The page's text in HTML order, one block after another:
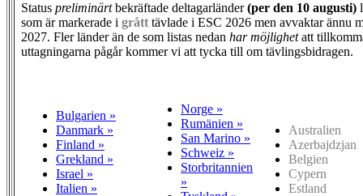
Status preliminärtbekräftade deltagarländer(per den 10 augusti)
som är markerade i grått tävlade i ESC 2026 men avvaktar ännu
2027. Fler länder än de som listas nedan har möjlighetatt
uttagningarna pågår kommer vi att tycka till om tävlingsbidragen.
Bulgarien »
Danmark »
Finland »
Grekland »
Israel »
Italien »
Norge »
Rumänien »
San Marino »
Schweiz »
Storbritannien
»
Australien
Azerbajdzjan
Belgien
Cypern
Estland